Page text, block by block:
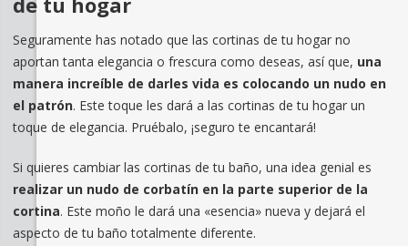
Seguramente has notado que las cortinas de tu hogar no
aportan tanta elegancia o frescura como deseas, así que, una
manera increíble de darles vida es colocando un nudo en
el patrón. Este toque les dará a las cortinas de tu hogar un
toque de elegancia. Pruébalo, ¡seguro te encantará!
Si quieres cambiar las cortinas de tu baño, una idea genial es
realizar un nudo de corbatín en la parte superior de la
cortina. Este moño le dará una «esencia» nueva y dejará el
aspecto de tu baño totalmente diferente.